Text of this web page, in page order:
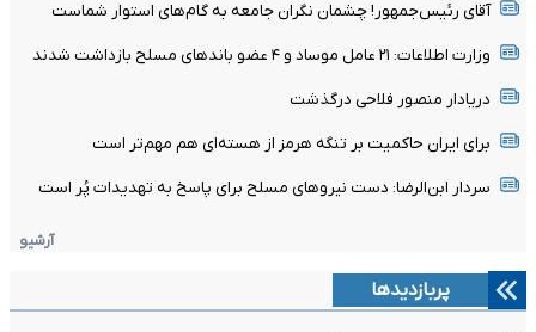
آقای رئیس‌جمهور! چشمان نگران جامعه به گام‌های استوار شماست
وزارت اطلاعات: ۲۱ عامل موساد و ۴ عضو باندهای مسلح بازداشت شدند
دریادار منصور فلاحی درگذشت
برای ایران حاکمیت بر تنگه هرمز از هسته‌ای هم مهم‌تر است
سردار ابن‌الرضا: دست نیروهای مسلح برای پاسخ به تهدیدات پُر است
آرشیو
پربازدیدها